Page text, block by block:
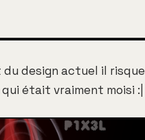
design actuel il
était vraiment moisi :|